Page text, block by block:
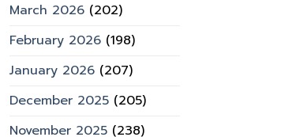
March 2026(202)
February 2026(198)
January 2026(207)
December 2025(205)
November 2025(238)